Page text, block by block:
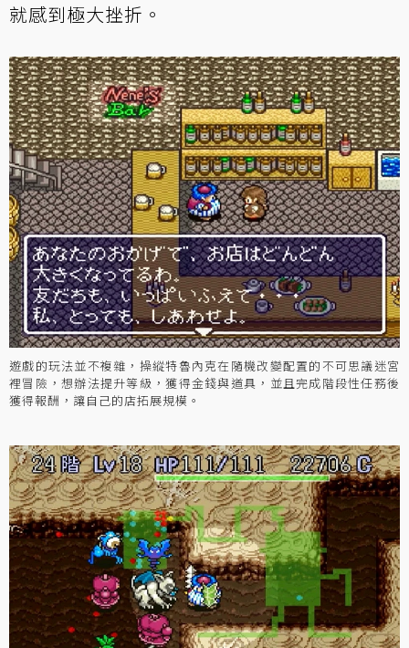
就感到極大挫折。
遊戲的玩法並不複雜，操縱特魯內克在隨機改變配置的不可思議迷宮
裡冒險，想辦法提升等級，獲得金錢與道具，並且完成階段性任務後
獲得報酬，讓自己的店拓展規模。